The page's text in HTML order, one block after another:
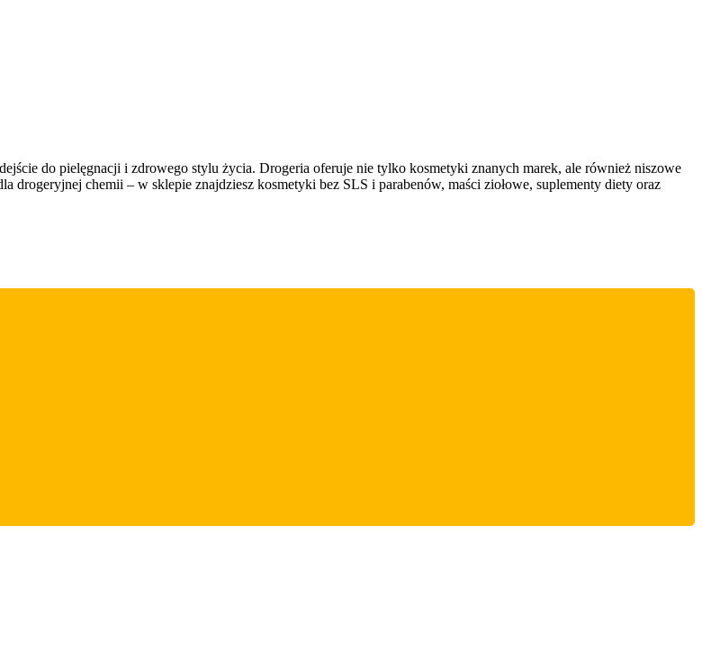
do pielęgnacji i zdrowego stylu życia. Drogeria oferuje nie tylko kosmetyki znanych marek, ale również niszowe
drogeryjnej chemii – w sklepie znajdziesz kosmetyki bez SLS i parabenów, maści ziołowe, suplementy diety oraz